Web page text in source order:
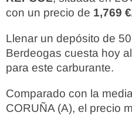
con un precio de 1,769
Llenar un depósito de
Berdeogas cuesta hoy
para este carburante.
Comparado con la
CORUÑA (A), el precio